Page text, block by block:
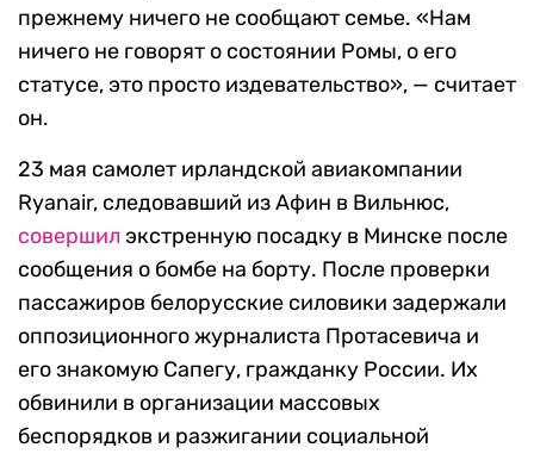
прежнему ничего не сообщают семье. «Нам
ничего не говорят о состоянии Ромы, о его
статусе, это просто издевательство», — считает
он.
23 мая самолет ирландской авиакомпании
Ryanair, следовавший из Афин в Вильнюс,
совершил экстренную посадку в Минске после
сообщения о бомбе на борту. После проверки
пассажиров белорусские силовики задержали
оппозиционного журналиста Протасевича и
его знакомую Сапегу, гражданку России. Их
обвинили в организации массовых
беспорядков и разжигании социальной